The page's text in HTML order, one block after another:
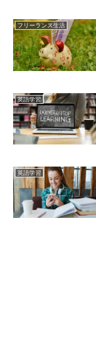
フリーランス生活
英語学習
英語学習